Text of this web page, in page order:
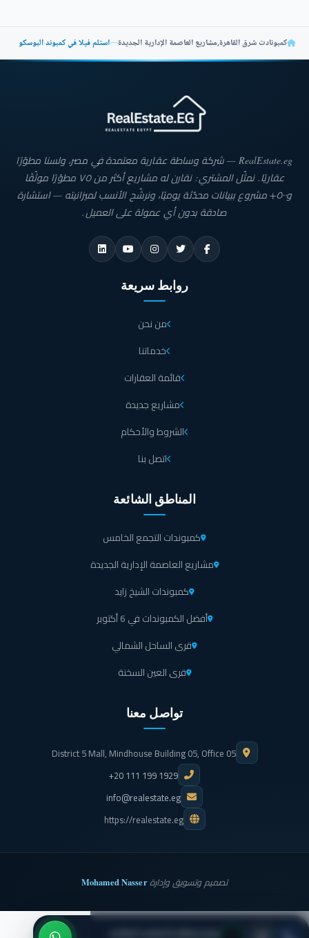
كمبونادت شرق القاهرة,مشاريع العاصمة الإدارية الجديدة—استلم فيلا في كمبوند البوسكو
RealEstate.eg — شركة وساطة عقارية معتمدة في مصر، ولسنا مطوّرًا
عقاريًا. نمثّل المشتري: نقارن له مشاريع أكثر من ٧٥ مطوّرًا موثّقًا
و٥٠٠+ مشروع ببيانات محدّثة يوميًا، ونرشّح الأنسب لميزانيته — استشارة
صادقة بدون أي عمولة على العميل.
روابط سريعة
من نحن
خدماتنا
قائمة العقارات
مشاريع جديدة
الشروط والأحكام
اتصل بنا
المناطق الشائعة
كمبوندات التجمع الخامس
مشاريع العاصمة الإدارية الجديدة
كمبوندات الشيخ زايد
أفضل الكمبوندات في 6 أكتوبر
قرى الساحل الشمالي
قرى العين السخنة
تواصل معنا
District 5 Mall, Mindhouse Building 05, Office 05
+20 111 199 1929
info@realestate.eg
https://realestate.eg
تصميم وتسويق وإدارةMohamed Nasser